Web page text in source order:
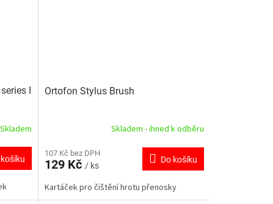
I
Skladem
Ortofon Stylus Brush
Skladem - ihned k odběru
107 Kč bez DPH
129 Kč / ks
Do košíku
Kartáček pro čištění hrotu přenosky